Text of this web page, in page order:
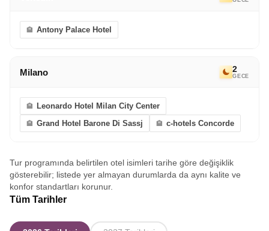
Antony Palace Hotel
Milano 2
GECE
Leonardo Hotel Milan City Center
Grand Hotel Barone Di Sassj
c-hotels Concorde
Tur programında belirtilen otel isimleri tarihe göre değişiklik
gösterebilir; listede yer almayan durumlarda da aynı kalite ve
konfor standartları korunur.
Tüm Tarihler